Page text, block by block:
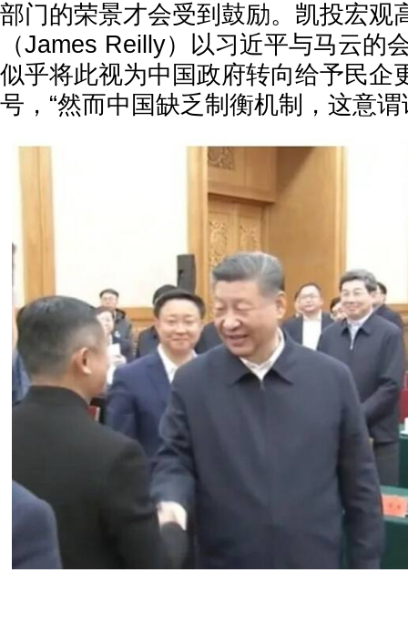
部门的荣景才会受到鼓励。凯投宏观
（James Reilly）以习近平与马云的
似乎将此视为中国政府转向给予民企
号，“然而中国缺乏制衡机制，这意